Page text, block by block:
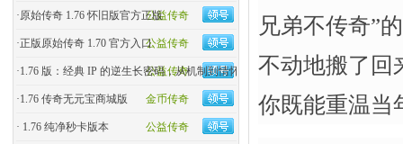
公益传奇
·原始传奇 1.76 怀旧版官方正版
公益传奇
·正版原始传奇 1.70 官方入口
公益传奇
·1.76 版：经典 IP 的逆生长密码，从机制到情怀的全民�
金币传奇
·1.76 传奇无元宝商城版
公益传奇
· 1.76 纯净秒卡版本
兄弟不传奇”
不动地搬了回
你既能重温当